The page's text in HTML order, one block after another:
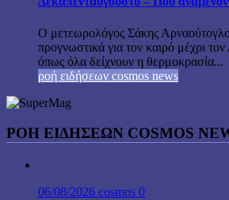
Ο μετεωρολόγος Σάκης
προγνωστικά για τον καιρό μέχρι
όπως όλα δείχνουν η θερμοκρασία...
ροή ειδήσεων cosmos news
ΡΟΉ ΕΙΔΉΣΕΩΝ COSMOS
06/08/2026 cosmos 0